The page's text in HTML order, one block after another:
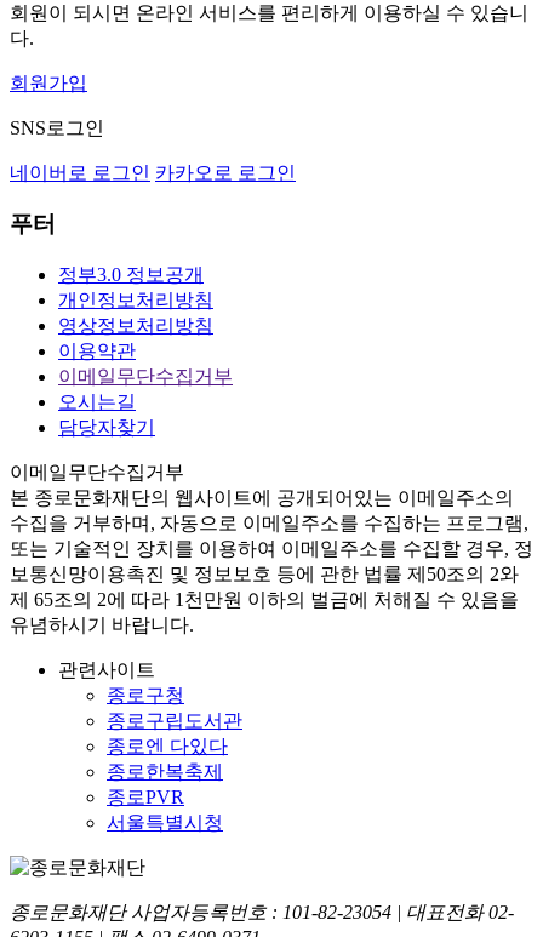
회원이 되시면 온라인 서비스를 편리하게 이용하실 수 있습니
다.
회원가입
SNS로그인
네이버로 로그인 카카오로 로그인
푸터
정부3.0 정보공개
개인정보처리방침
영상정보처리방침
이용약관
이메일무단수집거부
오시는길
담당자찾기
이메일무단수집거부
본 종로문화재단의 웹사이트에 공개되어있는 이메일주소의
수집을 거부하며, 자동으로 이메일주소를 수집하는 프로그램,
또는 기술적인 장치를 이용하여 이메일주소를 수집할 경우, 정
보통신망이용촉진 및 정보보호 등에 관한 법률 제50조의 2와
제 65조의 2에 따라 1천만원 이하의 벌금에 처해질 수 있음을
유념하시기 바랍니다.
관련사이트
종로구청
종로구립도서관
종로엔 다있다
종로한복축제
종로PVR
서울특별시청
종로문화재단 사업자등록번호 : 101-82-23054 | 대표전화02-